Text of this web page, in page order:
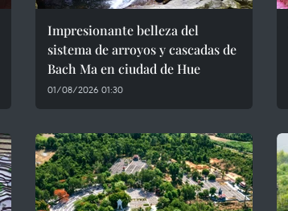
Impresionante belleza del
sistema de arroyos y cascadas de
Bach Ma en ciudad de Hue
01/08/2026 01:30